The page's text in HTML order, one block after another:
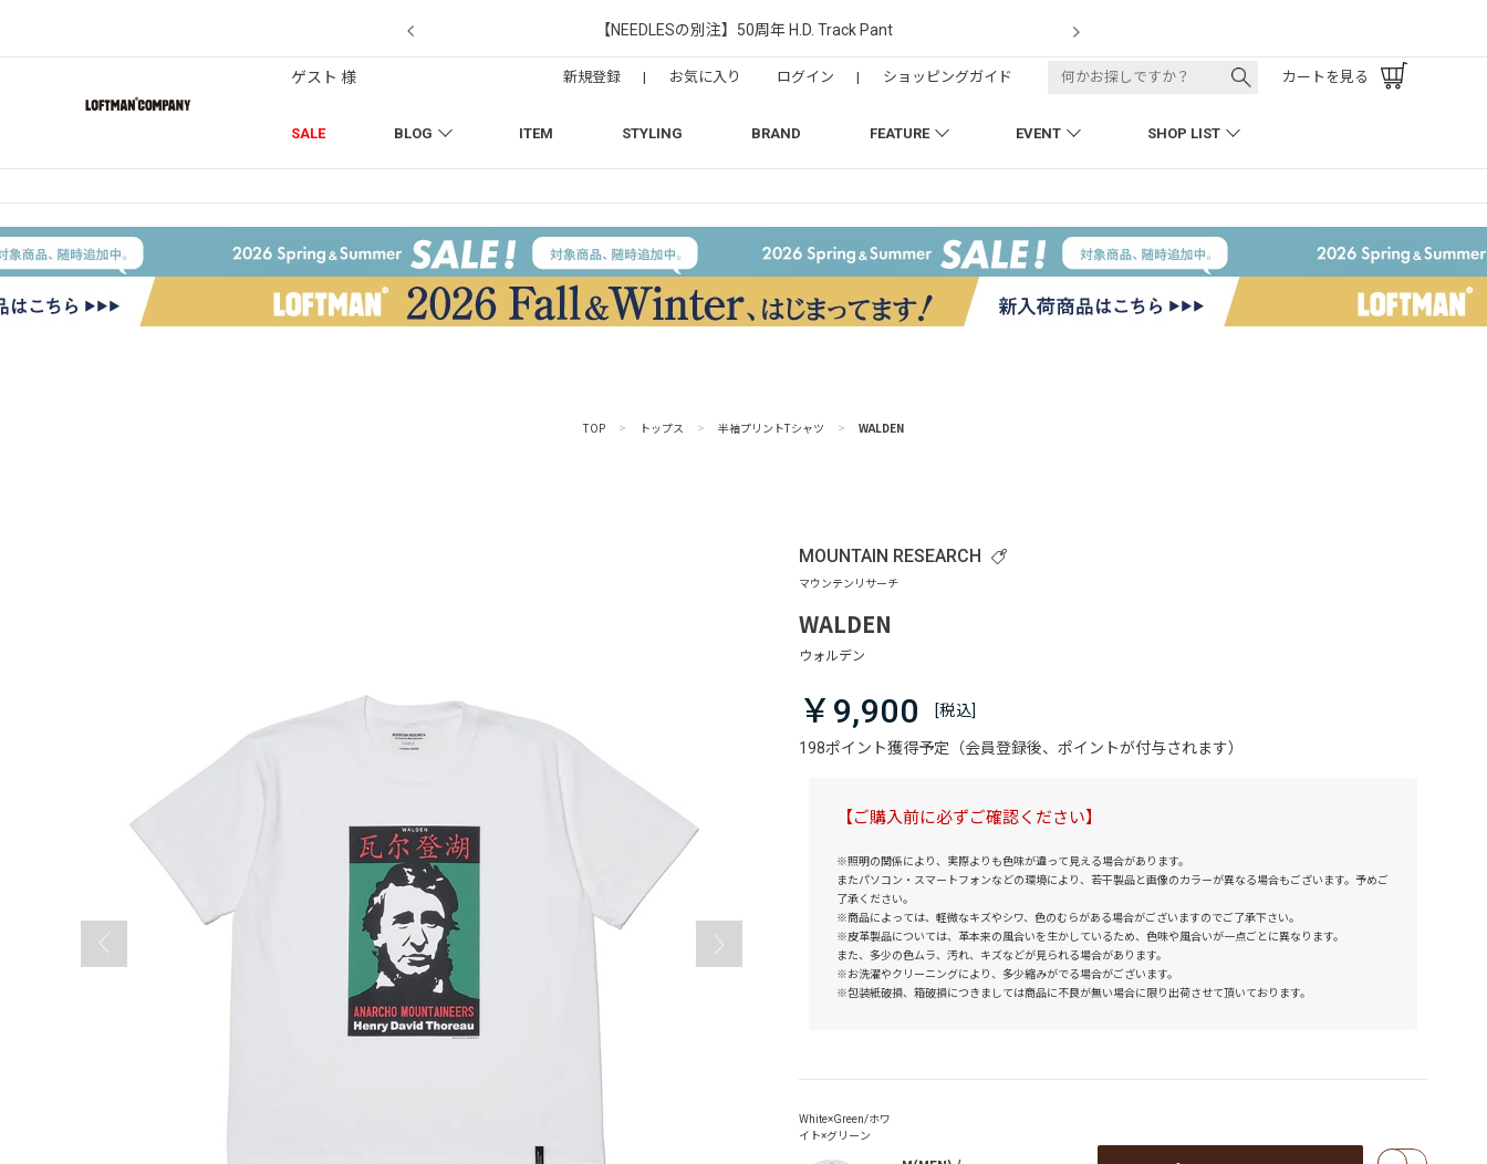
【NEEDLESの別注】50周年 H.D. Track Pant
SALE BLOG ITEM STYLING BRAND FEATURE EVENT SHOP LIST
ゲスト 様 新規登録 | お気に入り ログイン | ショッピングガイド カートを見る
TOP > トップス > 半袖プリントTシャツ > WALDEN
MOUNTAIN RESEARCH
WALDEN
198ポイント獲得予定（会員登録後、ポイントが付与されます）
￥9,900
【ご購入前に必ずご確認ください】
※照明の関係により、実際よりも色味が違って見える場合があります。
またパソコン・スマートフォンなどの環境により、若干製品と画像のカラーが異なる場合もございます。予めご
了承ください。
※商品によっては、軽微なキズやシワ、色のむらがある場合がございますのでご了承下さい。
※皮革製品については、革本来の風合いを生かしているため、色味や風合いが一点ごとに異なります。
また、多少の色ムラ、汚れ、キズなどが見られる場合があります。
※お洗濯やクリーニングにより、多少縮みがでる場合がございます。
※包装紙破損、箱破損につきましては商品に不良が無い場合に限り出荷させて頂いております。